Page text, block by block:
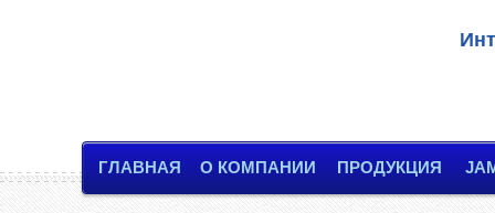
ГЛАВНАЯ О КОМПАНИИ ПРОДУКЦИЯ